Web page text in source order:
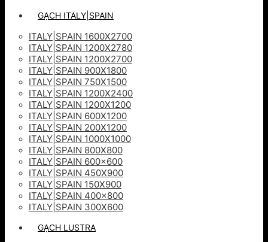
GẠCH ITALY|SPAIN
ITALY|SPAIN 1600X2700
ITALY|SPAIN 1200X2780
ITALY|SPAIN 1200X2700
ITALY|SPAIN 900X1800
ITALY|SPAIN 750X1500
ITALY|SPAIN 1200X2400
ITALY|SPAIN 1200X1200
ITALY|SPAIN 600X1200
ITALY|SPAIN 200X1200
ITALY|SPAIN 1000X1000
ITALY|SPAIN 800X800
ITALY|SPAIN 600×600
ITALY|SPAIN 450X900
ITALY|SPAIN 150X900
ITALY|SPAIN 400×800
ITALY|SPAIN 300X600
GẠCH LUSTRA